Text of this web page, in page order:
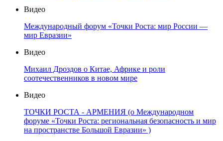
Видео
Международный форум «Точки Роста: мир России —
мир Евразии»
Видео
Михаил Дроздов о Китае, Африке и роли
соотечественников в новом мире
Видео
ТОЧКИ РОСТА - АРМЕНИЯ (о Международном
форуме «Точки Роста: региональная безопасность и мир
на пространстве Большой Евразии» )